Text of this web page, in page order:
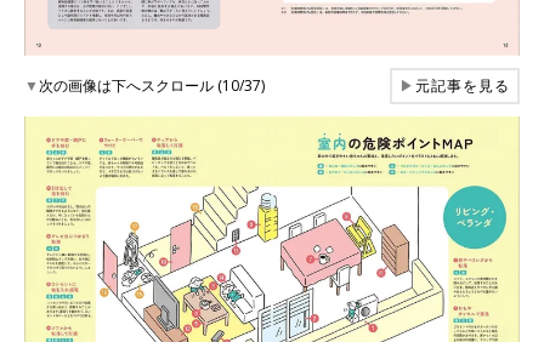
▼次の画像は下へスクロール (10/37) ▶元記事を見る